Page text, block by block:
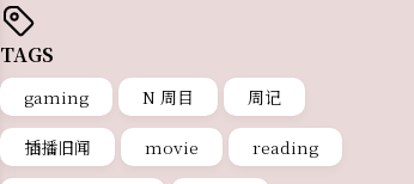
TAGS
gaming N 周目 周记
插播旧闻 movie reading